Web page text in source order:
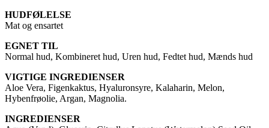
HUDFØLELSE
Mat og ensartet
EGNET TIL
Normal hud, Kombineret hud, Uren hud, Fedtet hud, Mænds hud
VIGTIGE INGREDIENSER
Aloe Vera, Figenkaktus, Hyaluronsyre, Kalaharin, Melon,
Hybenfrøolie, Argan, Magnolia.
INGREDIENSER